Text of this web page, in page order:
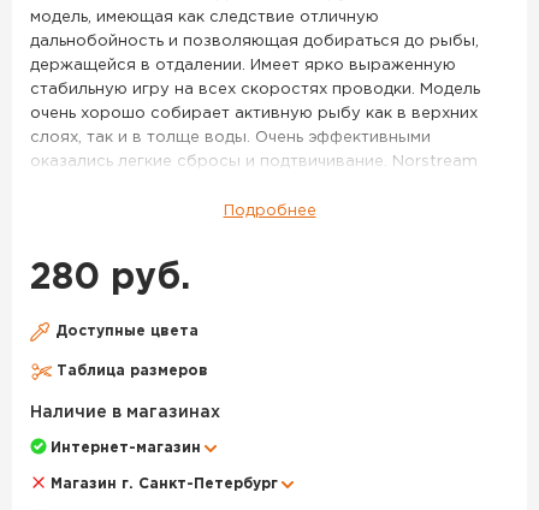
модель, имеющая как следствие отличную
дальнобойность и позволяющая добираться до рыбы,
держащейся в отдалении. Имеет ярко выраженную
стабильную игру на всех скоростях проводки. Модель
очень хорошо собирает активную рыбу как в верхних
слоях, так и в толще воды. Очень эффективными
оказались легкие сбросы и подтвичивание. Norstream
Felix’a. Данный размер имеет два варианта исполнения
размашистую игру и большую стабильность, она лучше
подходит для ловли на течении, с успехом применяется
эффективно получится облавливать небольшие приямки
стоячей воде она будет весьма эффективна, если
активность рыбы пошла на спад, и крупные активные
Самая легкая версия этой модели, имеет тот же размер,
что и Felix 2,3 г, но за счет меньшего веса обладает куда
Подробнее
280 руб.
Доступные цвета
Таблица размеров
Наличие в магазинах
Интернет-магазин
Магазин г. Санкт-Петербург